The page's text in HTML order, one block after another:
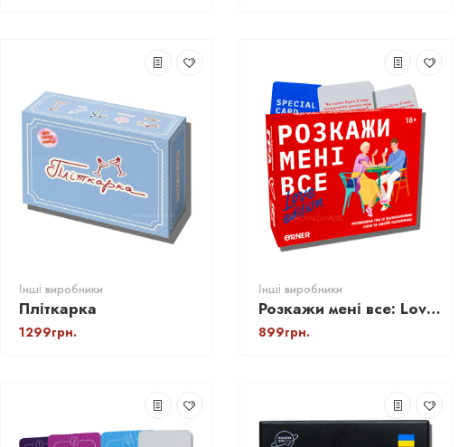
Інші виробники
Пліткарка
1299грн.
Інші виробники
Розкажи мені все: Love edition ORNER (Між нами про любов)
899грн.